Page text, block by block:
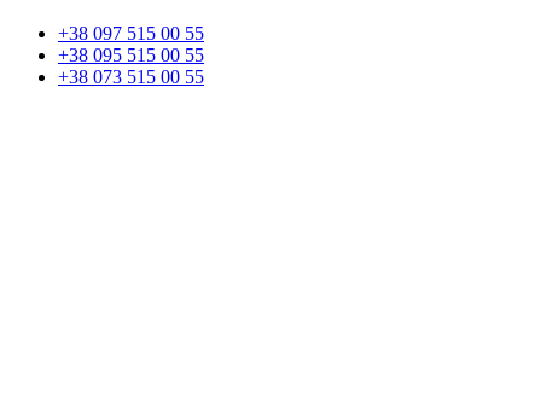
+38 097 515 00 55
+38 095 515 00 55
+38 073 515 00 55